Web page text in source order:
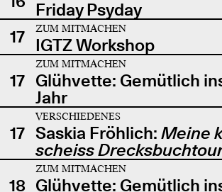
Friday Psyday
17
ZUM MITMACHEN
IGTZ Workshop
17
ZUM MITMACHEN
Glühvette: Gemütlich
Jahr
17
VERSCHIEDENES
Saskia Fröhlich: Meine
scheiss
18
ZUM MITMACHEN
Glühvette: Gemütlich